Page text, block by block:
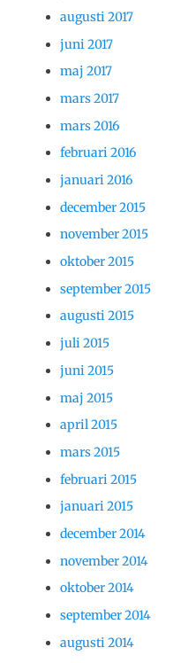
augusti 2017
juni 2017
maj 2017
mars 2017
mars 2016
februari 2016
januari 2016
december 2015
november 2015
oktober 2015
september 2015
augusti 2015
juli 2015
juni 2015
maj 2015
april 2015
mars 2015
februari 2015
januari 2015
december 2014
november 2014
oktober 2014
september 2014
augusti 2014